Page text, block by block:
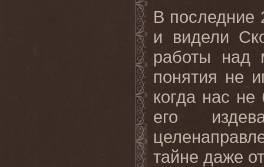
В последние
и видели
работы над
понятия не
когда нас
его
тайне даже